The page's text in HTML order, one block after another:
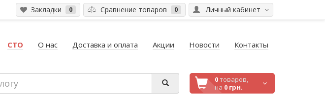
Личный кабинет
Закладки 0 Сравнение товаров 0
СТО О нас Доставка и оплата Акции Новости Контакты
0товаров,
на 0 грн.